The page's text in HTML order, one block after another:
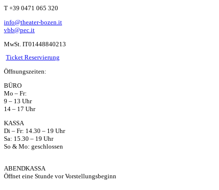
T +39 0471 065 320
info@theater-bozen.it
vbb@pec.it
MwSt. IT01448840213
W
ha
ts
ap
p
Ticket Reservierung
Öffnungszeiten:
BÜRO
Mo – Fr:
9 – 13 Uhr
14 – 17 Uhr
KASSA
Di – Fr: 14.30 – 19 Uhr
Sa: 15.30 – 19 Uhr
So & Mo: geschlossen
ABENDKASSA
Öffnet eine Stunde vor Vorstellungsbeginn